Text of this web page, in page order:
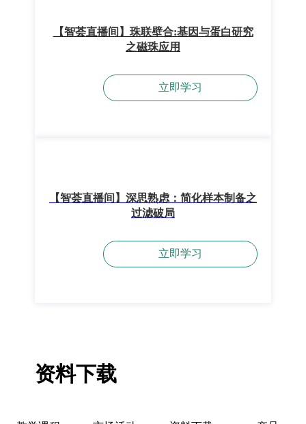
【智荟直播间】珠联壁合:基因与蛋白研究
之磁珠应用
立即学习
【智荟直播间】深思熟虑：简化样本制备之
过滤破局
立即学习
资料下载